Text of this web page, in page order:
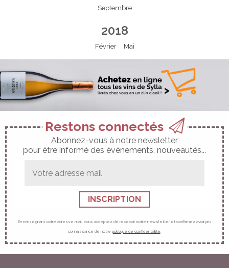
Septembre
2018
Février Mai
Restons connectés
Abonnez-vous à notre newsletter
pour être informé des évènements, nouveautés...
En renseignant votre adresse mail, vous acceptez de recevoir notre newsletter et confirmez avoir pris
connaissance de notre politique de confidentialité.